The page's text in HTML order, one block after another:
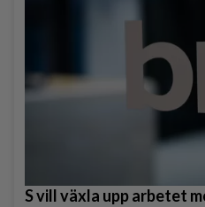
S vill växla upp arbetet